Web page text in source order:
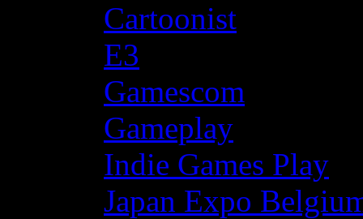
Cartoonist
E3
Gamescom
Gameplay
Indie Games Play
Japan Expo